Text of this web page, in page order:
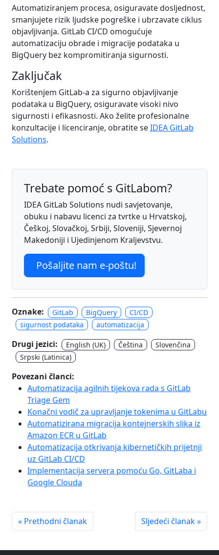
Automatiziranjem procesa, osiguravate dosljednost,
smanjujete rizik ljudske pogreške i ubrzavate ciklus
objavljivanja. GitLab CI/CD omogućuje
automatizaciju obrade i migracije podataka u
BigQuery bez kompromitiranja sigurnosti.
Zaključak
Korištenjem GitLab-a za sigurno objavljivanje
podataka u BigQuery, osiguravate visoki nivo
sigurnosti i efikasnosti. Ako želite profesionalne
konzultacije i licenciranje, obratite seIDEA GitLab
Solutions.
Trebate pomoć s GitLabom?
IDEA GitLab Solutions nudi savjetovanje,
obuku i nabavu licenci za tvrtke u Hrvatskoj,
Češkoj, Slovačkoj, Srbiji, Sloveniji, Sjevernoj
Makedoniji i Ujedinjenom Kraljevstvu.
Pošaljite nam e-poštu!
Oznake: GitLab BigQuery
CI/CD
sigurnost podataka
automatizacija
Drugi jezici: English (UK) Čeština
Slovenčina
Srpski (Latinica)
Povezani članci:
Automatizacija agilnih tijekova rada s GitLab
Triage Gem
Konačni vodič za upravljanje tokenima u GitLabu
Automatizirana migracija kontejnerskih slika iz
Amazon ECR u GitLab
Automatizacija otkrivanja kibernetičkih prijetnji
uz GitLab CI/CD
Implementacija servera pomoću Go, GitLaba i
Google Clouda
« Prethodni članak Sljedeći članak »